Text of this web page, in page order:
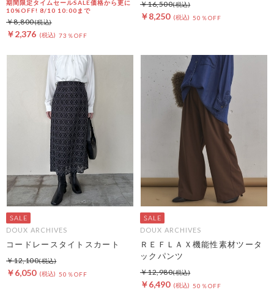
期間限定タイムセールSALE価格から更に
10%OFF! 8/10 10:00まで
￥2,376 73％OFF
￥8,800
￥8,250 50％OFF
￥16,500
DOUX ARCHIVES
コードレースタイトスカート
￥6,050 50％OFF
￥12,100
DOUX ARCHIVES
ＲＥＦＬＡＸ機能性素材ツータ
ックパンツ
￥6,490 50％OFF
￥12,980